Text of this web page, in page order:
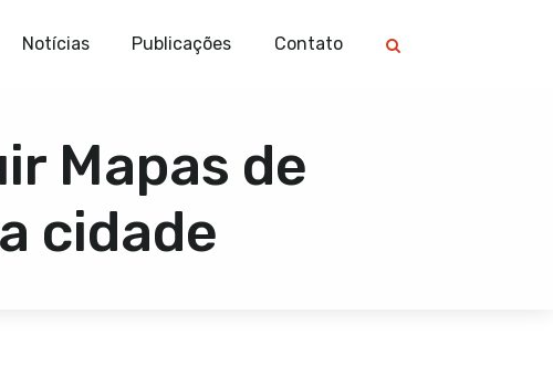
Notícias Publicações Contato
Mapas de
cidade